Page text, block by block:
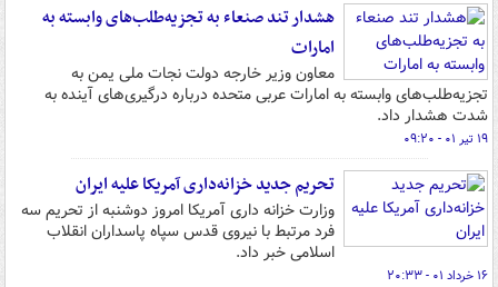
هشدار تند صنعاء به تجزیه‌طلب‌های وابسته به
امارات
معاون وزیر خارجه دولت نجات ملی یمن به
تجزیه‌طلب‌های وابسته به امارات عربی متحده درباره درگیری‌های آینده به
شدت هشدار داد.
۱۹ تیر ۰۱ - ۰۹:۲۰
تحریم جدید خزانه‌داری آمریکا علیه ایران
وزارت خزانه داری آمریکا امروز دوشنبه از تحریم سه
فرد مرتبط با نیروی قدس سپاه پاسداران انقلاب
اسلامی خبر داد.
۱۶ خرداد ۰۱ - ۲۰:۳۳